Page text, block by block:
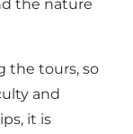
the nature
the tours, so
and
it is